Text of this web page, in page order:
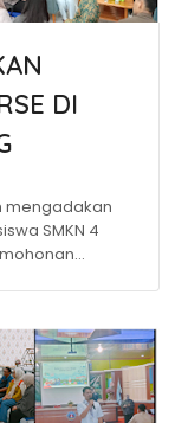
DI
mengadakan
SMKN 4